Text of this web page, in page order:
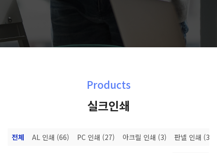
Products
실크인쇄
전체 AL 인쇄 (66) PC 인쇄 (27) 아크릴 인쇄 (3) 판넬 인쇄 (3)